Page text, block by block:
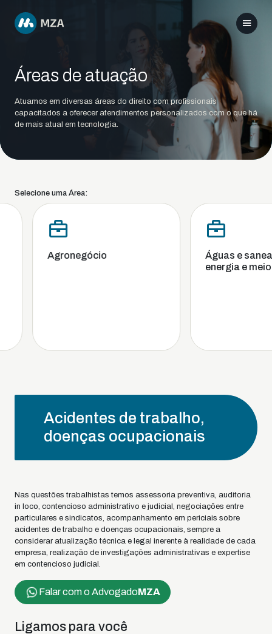
Áreas de atuação
Atuamos em diversas áreas do direito com profissionais
capacitados a oferecer atendimentos personalizados com o que há
de mais atual em tecnologia.
Selecione uma Área:
Agronegócio
Águas e
energia e meio
Acidentes de trabalho,
doenças ocupacionais
Nas questões trabalhistas temos assessoria preventiva, auditoria
in loco, contencioso administrativo e judicial, negociações entre
particulares e sindicatos, acompanhamento em periciais sobre
acidentes de trabalho e doenças ocupacionais, sempre a
considerar atualização técnica e legal inerente à realidade de cada
empresa, realização de investigações administrativas e expertise
em contencioso judicial.
Falar com o AdvogadoMZA
Ligamos para você